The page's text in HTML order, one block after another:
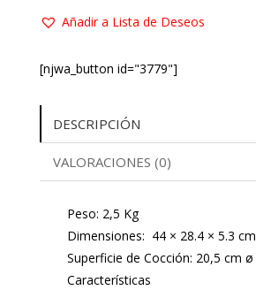
Añadir a Lista de Deseos
[njwa_button id="3779"]
DESCRIPCIÓN
VALORACIONES (0)
Peso: 2,5 Kg
Dimensiones: 44 × 28.4 × 5.3 cm
Superficie de Cocción: 20,5 cm ø
Características